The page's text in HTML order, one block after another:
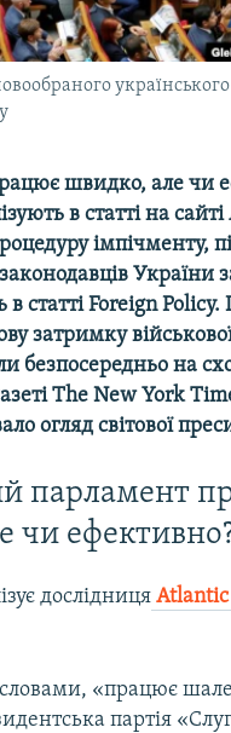
швидко, але чи
в статті на
імпічменту,
законодавців України
в статтіForeign Policy.
затримку
безпосередньо на
The New York
огляд світової
парламент
чи
дослідниця
словами, «працює
партія